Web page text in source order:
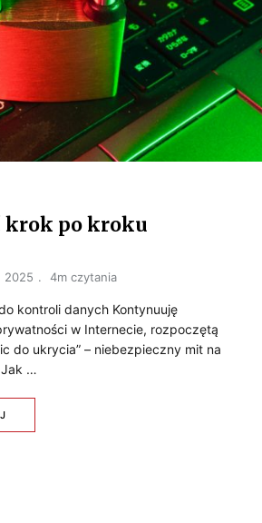
krok po kroku
2025
4m czytania
kontroli danych Kontynuuję
w Internecie, rozpoczętą
do ukrycia” – niebezpieczny mit na
…